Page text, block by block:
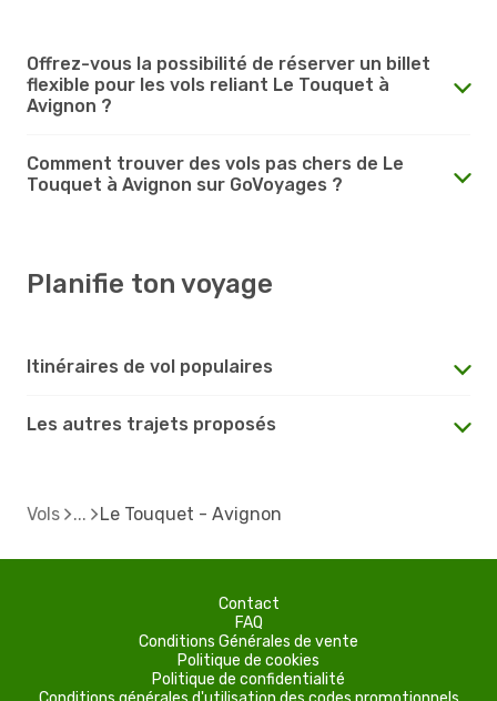
Offrez-vous la possibilité de réserver un billet
flexible pour les vols reliant Le Touquet à
Avignon ?
Comment trouver des vols pas chers de Le
Touquet à Avignon sur GoVoyages ?
Planifie ton voyage
Itinéraires de vol populaires
Les autres trajets proposés
Vols Le Touquet - Avignon
Contact
FAQ
Conditions Générales de vente
Politique de cookies
Politique de confidentialité